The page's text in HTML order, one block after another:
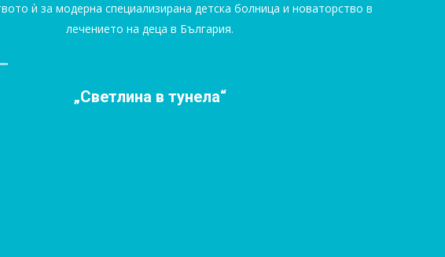
ѝ за модерна специализирана детска болница и новаторство в
лечението на деца в България.
„Светлина в тунела“